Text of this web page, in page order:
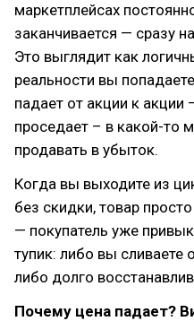
маркетплейсах
заканчивается — сразу
Это выглядит как
реальности вы
падает от акции к акции
проседает – в какой-то
продавать в убыток.
Когда вы выходите из
без скидки, товар
— покупатель уже
тупик: либо вы сливаете
либо долго
Почему цена падает?